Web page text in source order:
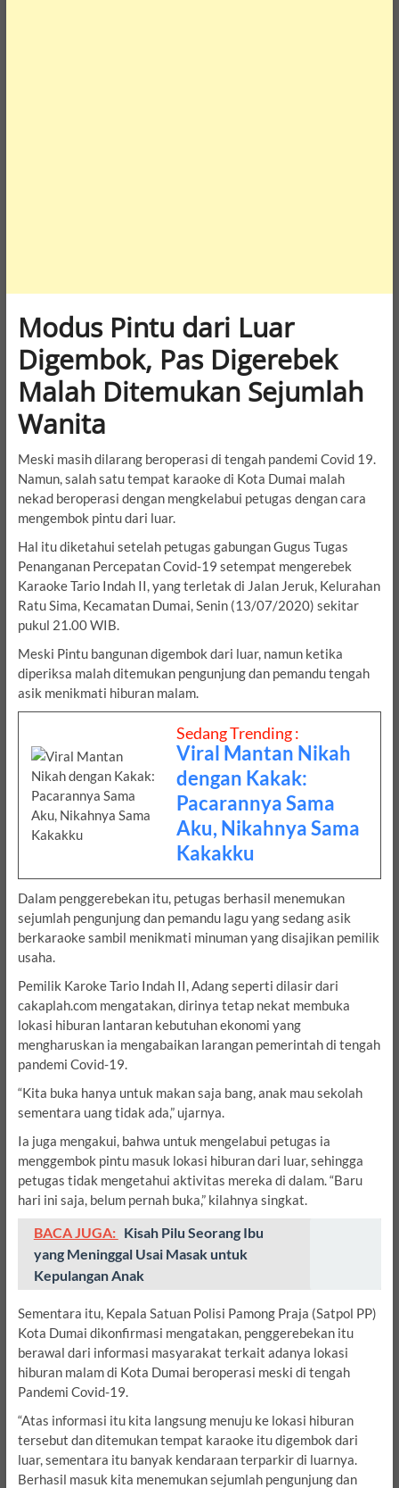
Modus Pintu dari Luar
Digembok, Pas Digerebek
Malah Ditemukan Sejumlah
Wanita
Meski masih dilarang beroperasi di tengah pandemi Covid 19.
Namun, salah satu tempat karaoke di Kota Dumai malah
nekad beroperasi dengan mengkelabui petugas dengan cara
mengembok pintu dari luar.
Hal itu diketahui setelah petugas gabungan Gugus Tugas
Penanganan Percepatan Covid-19 setempat mengerebek
Karaoke Tario Indah II, yang terletak di Jalan Jeruk, Kelurahan
Ratu Sima, Kecamatan Dumai, Senin (13/07/2020) sekitar
pukul 21.00 WIB.
Meski Pintu bangunan digembok dari luar, namun ketika
diperiksa malah ditemukan pengunjung dan pemandu tengah
asik menikmati hiburan malam.
Sedang Trending :
Viral Mantan Nikah
dengan Kakak:
Pacarannya Sama
Aku, Nikahnya Sama
Kakakku
Dalam penggerebekan itu, petugas berhasil menemukan
sejumlah pengunjung dan pemandu lagu yang sedang asik
berkaraoke sambil menikmati minuman yang disajikan pemilik
usaha.
Pemilik Karoke Tario Indah II, Adang seperti dilasir dari
cakaplah.com mengatakan, dirinya tetap nekat membuka
lokasi hiburan lantaran kebutuhan ekonomi yang
mengharuskan ia mengabaikan larangan pemerintah di tengah
pandemi Covid-19.
“Kita buka hanya untuk makan saja bang, anak mau sekolah
sementara uang tidak ada,” ujarnya.
Ia juga mengakui, bahwa untuk mengelabui petugas ia
menggembok pintu masuk lokasi hiburan dari luar, sehingga
petugas tidak mengetahui aktivitas mereka di dalam. “Baru
hari ini saja, belum pernah buka,” kilahnya singkat.
BACA JUGA: Kisah Pilu Seorang Ibu
yang Meninggal Usai Masak untuk
Kepulangan Anak
Sementara itu, Kepala Satuan Polisi Pamong Praja (Satpol PP)
Kota Dumai dikonfirmasi mengatakan, penggerebekan itu
berawal dari informasi masyarakat terkait adanya lokasi
hiburan malam di Kota Dumai beroperasi meski di tengah
Pandemi Covid-19.
“Atas informasi itu kita langsung menuju ke lokasi hiburan
tersebut dan ditemukan tempat karaoke itu digembok dari
luar, sementara itu banyak kendaraan terparkir di luarnya.
Berhasil masuk kita menemukan sejumlah pengunjung dan